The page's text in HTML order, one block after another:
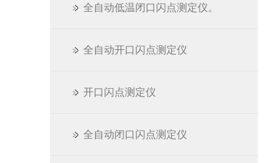
全自动低温闭口闪点测定仪。
全自动开口闪点测定仪
开口闪点测定仪
全自动闭口闪点测定仪